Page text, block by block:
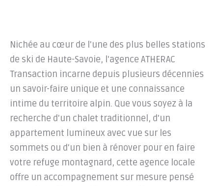
Nichée au cœur de l'une des plus belles stations
de ski de Haute-Savoie, l'agence ATHERAC
Transaction incarne depuis plusieurs décennies
un savoir-faire unique et une connaissance
intime du territoire alpin. Que vous soyez à la
recherche d'un chalet traditionnel, d'un
appartement lumineux avec vue sur les
sommets ou d'un bien à rénover pour en faire
votre refuge montagnard, cette agence locale
offre un accompagnement sur mesure pensé